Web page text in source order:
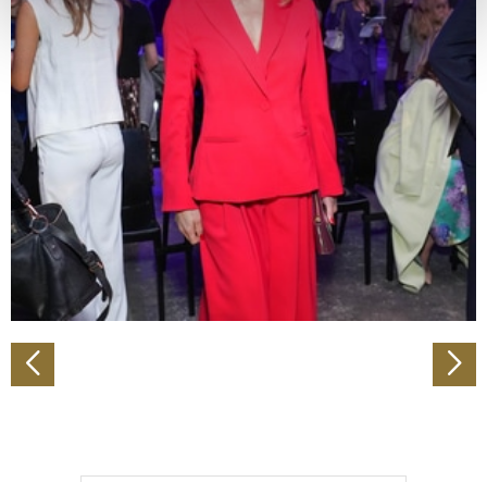
bestimmten Merkmalen (Fingerprinting) identifizieren
Erfahren Sie mehr darüber, wie Ihre persönlichen Daten
verarbeitet werden, und legen Sie Ihre Präferenzen im
Abschnitt Einzelheiten
Wir verwenden Cookies, um Inhalte und Anzeigen zu
personalisieren, Funktionen für soziale Medien anbieten
zu können und die Zugriffe auf unsere Website zu
analysieren. Außerdem geben wir Informationen zu Ihrer
Verwendung unserer Website an unsere Partner für
soziale Medien, Werbung und Analysen weiter. Unsere
Partner führen diese Informationen möglicherweise mit
haben oder die sie im Rahmen Ihrer Nutzung der Dienste
gesammelt haben.